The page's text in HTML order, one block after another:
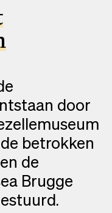
door
betrokken
de
Brugge